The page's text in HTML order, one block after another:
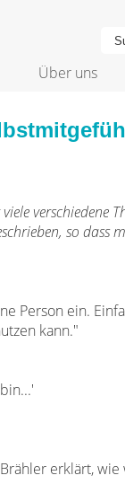
Über uns
verschiedene
so dass
Person ein.
kann."
erklärt,